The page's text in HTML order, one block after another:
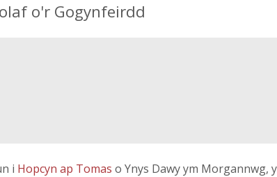
o'r Gogynfeirdd
i Hopcyn ap Tomas o Ynys Dawy ym Morgannwg,